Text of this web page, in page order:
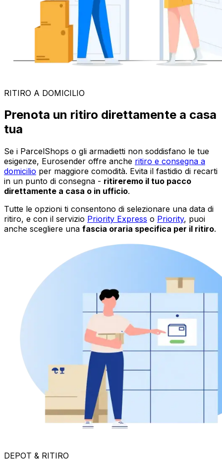
RITIRO A DOMICILIO
Prenota un ritiro direttamente a casa
tua
Se i ParcelShops o gli armadietti non soddisfano le tue
esigenze, Eurosender offre anche ritiro e consegna a
domicilio per maggiore comodità. Evita il fastidio di recarti
in un punto di consegna - ritireremo il tuo pacco
direttamente a casa o in ufficio.
Tutte le opzioni ti consentono di selezionare una data di
ritiro, e con il servizio Priority Express o Priority, puoi
anche scegliere una fascia oraria specifica per il ritiro.
DEPOT & RITIRO